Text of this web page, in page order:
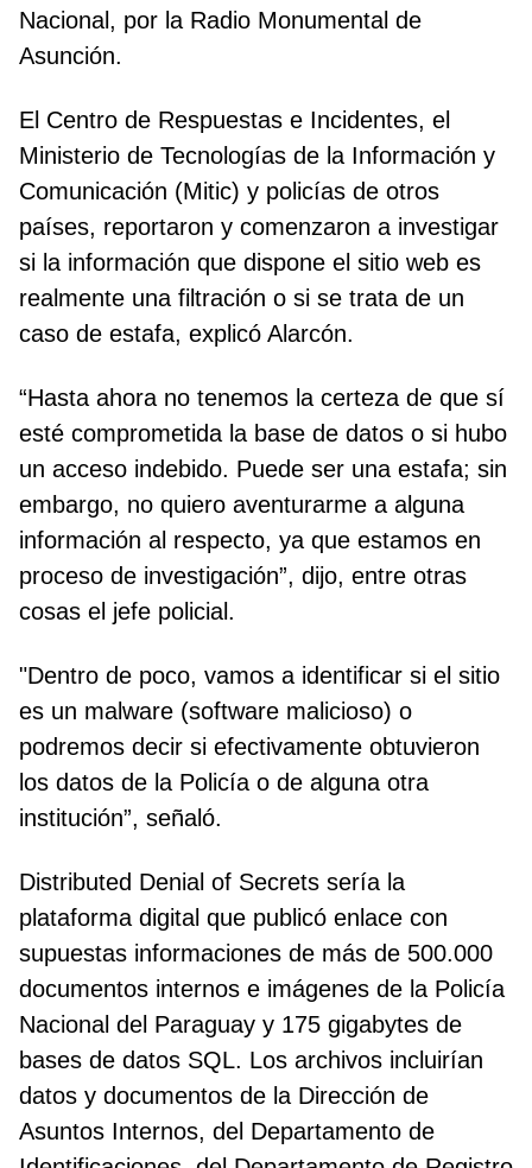
Nacional, por la Radio Monumental de
Asunción.
El Centro de Respuestas e Incidentes, el
Ministerio de Tecnologías de la Información y
Comunicación (Mitic) y policías de otros
países, reportaron y comenzaron a investigar
si la información que dispone el sitio web es
realmente una filtración o si se trata de un
caso de estafa, explicó Alarcón.
“Hasta ahora no tenemos la certeza de que sí
esté comprometida la base de datos o si hubo
un acceso indebido. Puede ser una estafa; sin
embargo, no quiero aventurarme a alguna
información al respecto, ya que estamos en
proceso de investigación”, dijo, entre otras
cosas el jefe policial.
"Dentro de poco, vamos a identificar si el sitio
es un malware (software malicioso) o
podremos decir si efectivamente obtuvieron
los datos de la Policía o de alguna otra
institución”, señaló.
Distributed Denial of Secrets sería la
plataforma digital que publicó enlace con
supuestas informaciones de más de 500.000
documentos internos e imágenes de la Policía
Nacional del Paraguay y 175 gigabytes de
bases de datos SQL. Los archivos incluirían
datos y documentos de la Dirección de
Asuntos Internos, del Departamento de